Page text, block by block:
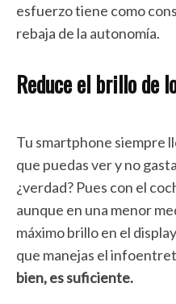
esfuerzo tiene como
rebaja de la autonomía.
Reduce el brillo de
Tu smartphone siempre
que puedas ver y no
¿verdad? Pues con el
aunque en una menor
máximo brillo en el
que manejas el
bien, es suficiente.